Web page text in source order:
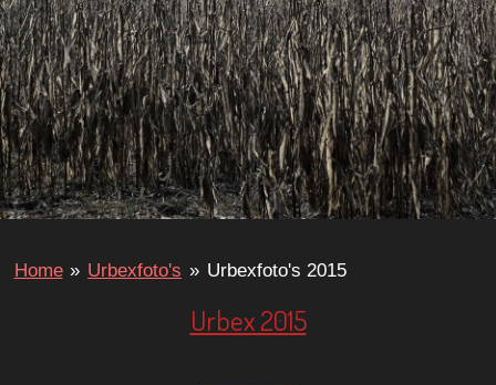
Home » Urbexfoto's » Urbexfoto's 2015
Urbex 2015